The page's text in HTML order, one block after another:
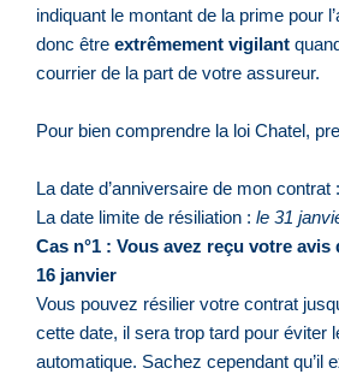
indiquant le montant de la prime pour
donc être extrêmement vigilant
courrier de la part de votre assureur.
Pour bien comprendre la loi Chatel,
La date d’anniversaire de mon contrat :
La date limite de résiliation : le 31
Cas n°1 : Vous avez reçu votre avis
16 janvier
Vous pouvez résilier votre contrat
cette date, il sera trop tard pour éviter
automatique. Sachez cependant qu’il